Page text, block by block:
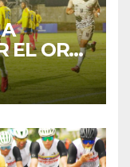
EL ORO